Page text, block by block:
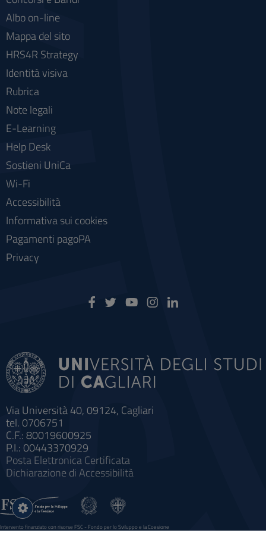
Via Università 40, 09124, Cagliari
tel. 0706751
C.F.: 80019600925
P.I.: 00443370929
Posta Elettronica Certificata
Dichiarazione di Accessibilità
Albo on-line
Mappa del sito
HRS4R Strategy
Identità visiva
Rubrica
Note legali
E-Learning
Help Desk
Sostieni UniCa
Wi-Fi
Accessibilità
Informativa sui cookies
Pagamenti pagoPA
Privacy
Intervento finanziato con risorse FSC - Fondo per lo Sviluppo e la Coesione
Impostazioni
cookie